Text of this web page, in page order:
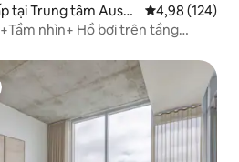
tại Trung tâm Austi
Xếp hạng
4,98 (124)
nhìn+ Hồ bơi trên tầng